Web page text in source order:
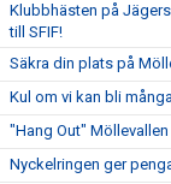
Klubbhästen på
till SFIF!
Säkra din plats på
Kul om vi kan bli
"Hang Out" Möllevallen
Nyckelringen ger